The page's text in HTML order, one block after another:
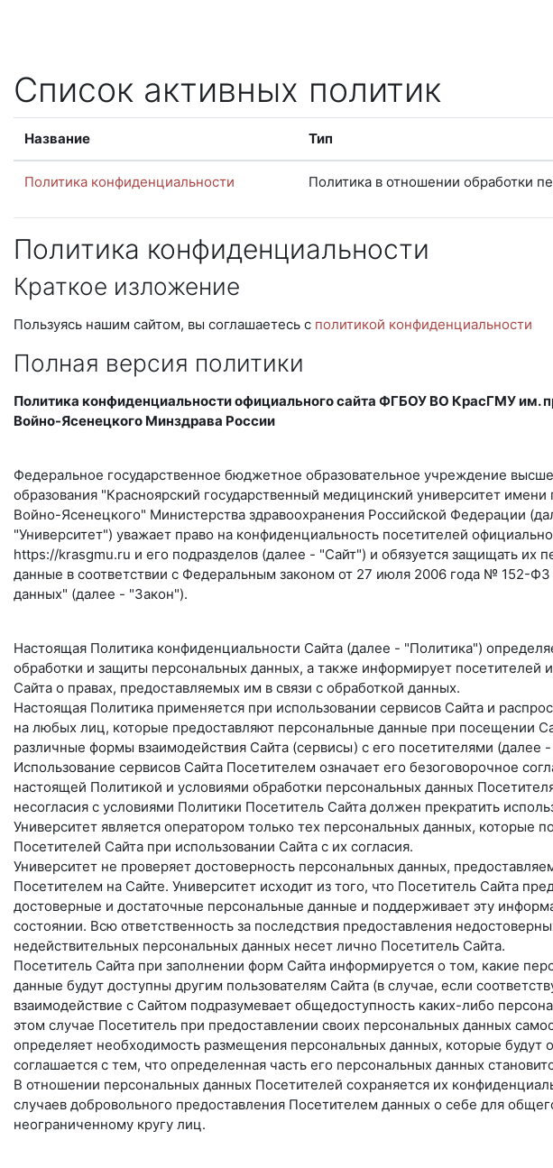
Список активных политик
Название Тип
Политика конфиденциальности Политика в отношении обработки
Политика конфиденциальности
Краткое изложение
Пользуясь нашим сайтом, вы соглашаетесь с политикой конфиденциальности
Полная версия политики
Политика конфиденциальности официального сайта ФГБОУ ВО КрасГМУ им.
Войно-Ясенецкого Минздрава России
Федеральное государственное бюджетное образовательное учреждение
образования "Красноярский государственный медицинский университет
Войно-Ясенецкого" Министерства здравоохранения Российской Федерации
"Университет") уважает право на конфиденциальность посетителей
https://krasgmu.ru и его подразделов (далее - "Сайт") и обязуется защищать их
данные в соответствии с Федеральным законом от 27 июля 2006 года № 152-
данных" (далее - "Закон").
Настоящая Политика конфиденциальности Сайта (далее - "Политика")
обработки и защиты персональных данных, а также информирует посетителей
Сайта о правах, предоставляемых им в связи с обработкой данных.
Настоящая Политика применяется при использовании сервисов Сайта и
на любых лиц, которые предоставляют персональные данные при посещении
различные формы взаимодействия Сайта (сервисы) с его посетителями (далее
Использование сервисов Сайта Посетителем означает его безоговорочное
настоящей Политикой и условиями обработки персональных данных
несогласия с условиями Политики Посетитель Сайта должен прекратить
Университет является оператором только тех персональных данных, которые
Посетителей Сайта при использовании Сайта с их согласия.
Университет не проверяет достоверность персональных данных,
Посетителем на Сайте. Университет исходит из того, что Посетитель Сайта
достоверные и достаточные персональные данные и поддерживает эту
состоянии. Всю ответственность за последствия предоставления
недействительных персональных данных несет лично Посетитель Сайта.
Посетитель Сайта при заполнении форм Сайта информируется о том, какие
данные будут доступны другим пользователям Сайта (в случае, если
взаимодействие с Сайтом подразумевает общедоступность каких-либо
этом случае Посетитель при предоставлении своих персональных данных
определяет необходимость размещения персональных данных, которые будут
соглашается с тем, что определенная часть его персональных данных
В отношении персональных данных Посетителей сохраняется их
случаев добровольного предоставления Посетителем данных о себе для
неограниченному кругу лиц.